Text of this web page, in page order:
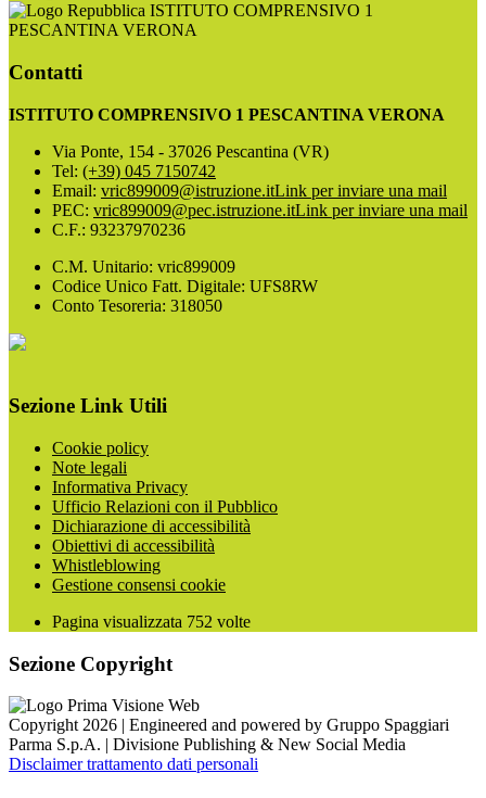
ISTITUTO COMPRENSIVO 1
PESCANTINA VERONA
Contatti
ISTITUTO COMPRENSIVO 1 PESCANTINA VERONA
Via Ponte, 154 - 37026 Pescantina (VR)
Tel: (+39) 045 7150742
Email: vric899009@istruzione.itLink per inviare una mail
PEC: vric899009@pec.istruzione.itLink per inviare una mail
C.F.: 93237970236
C.M. Unitario: vric899009
Codice Unico Fatt. Digitale: UFS8RW
Conto Tesoreria: 318050
Sezione Link Utili
Cookie policy
Note legali
Informativa Privacy
Ufficio Relazioni con il Pubblico
Dichiarazione di accessibilità
Obiettivi di accessibilità
Whistleblowing
Gestione consensi cookie
Pagina visualizzata 752 volte
Sezione Copyright
Copyright 2026 | Engineered and powered by Gruppo Spaggiari
Parma S.p.A. | Divisione Publishing & New Social Media
Disclaimer trattamento dati personali